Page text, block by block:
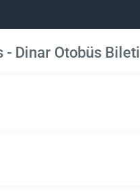
- Dinar Otobüs Bileti